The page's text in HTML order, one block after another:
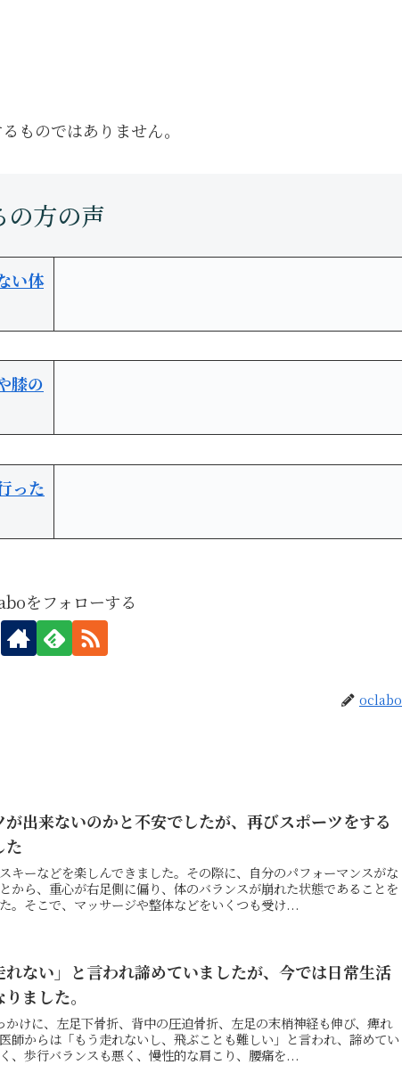
ものではありません。
い体
膝の
った
をフォローする
oclabo
出来ないのかと不安でしたが、再びスポーツをする
た
キーなどを楽しんできました。その際に、自分のパフォーマンスがな
から、重心が右足側に偏り、体のバランスが崩れた状態であることを
。そこで、マッサージや整体などをいくつも受け...
ない」と言われ諦めていましたが、今では日常生活
ました。
かけに、左足下骨折、背中の圧迫骨折、左足の末梢神経も伸び、痺れ
師からは「もう走れないし、飛ぶことも難しい」と言われ、諦めてい
、歩行バランスも悪く、慢性的な肩こり、腰痛を...